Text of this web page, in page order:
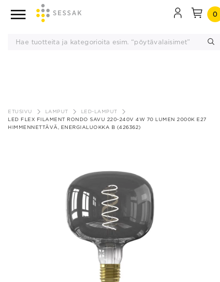
sisältöön
0
ETUSIVU LAMPUT
LED-LAMPUT
LED FLEX FILAMENT RONDO SAVU 220-240V 4W 70 LUMEN 2000K E27
HIMMENNETTÄVÄ, ENERGIALUOKKA B (426362)